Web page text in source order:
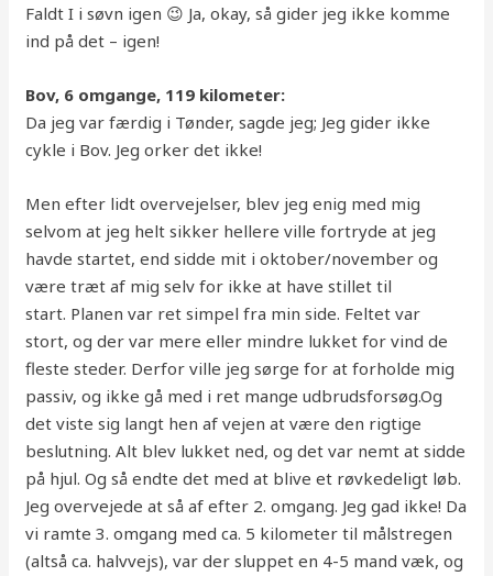
Faldt I i søvn igen 😉 Ja, okay, så gider jeg ikke komme
ind på det – igen!
Bov, 6 omgange, 119 kilometer:
Da jeg var færdig i Tønder, sagde jeg; Jeg gider ikke
cykle i Bov. Jeg orker det ikke!
Men efter lidt overvejelser, blev jeg enig med mig
selvom at jeg helt sikker hellere ville fortryde at jeg
havde startet, end sidde mit i oktober/november og
være træt af mig selv for ikke at have stillet til
start. Planen var ret simpel fra min side. Feltet var
stort, og der var mere eller mindre lukket for vind de
fleste steder. Derfor ville jeg sørge for at forholde mig
passiv, og ikke gå med i ret mange udbrudsforsøg.Og
det viste sig langt hen af vejen at være den rigtige
beslutning. Alt blev lukket ned, og det var nemt at sidde
på hjul. Og så endte det med at blive et røvkedeligt løb.
Jeg overvejede at så af efter 2. omgang. Jeg gad ikke! Da
vi ramte 3. omgang med ca. 5 kilometer til målstregen
(altså ca. halvvejs), var der sluppet en 4-5 mand væk, og